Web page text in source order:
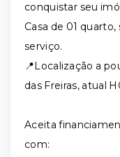
conquistar seu
Casa de 01
serviço.
📍Localização a
das Freiras, atual
Aceita
com: